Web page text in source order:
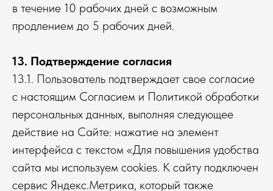
в течение 10 рабочих дней с возможным
продлением до 5 рабочих дней.
13. Подтверждение согласия
13.1. Пользователь подтверждает свое согласие
с настоящим Согласием и Политикой обработки
персональных данных, выполняя следующее
действие на Сайте: нажатие на элемент
интерфейса с текстом «Для повышения удобства
сайта мы используем cookies. К сайту подключен
сервис Яндекс.Метрика, который также